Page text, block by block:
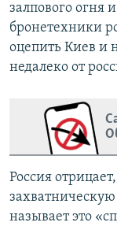
залпового огня
бронетехники
оцепить Киев и
недалеко от
Россия
называет это